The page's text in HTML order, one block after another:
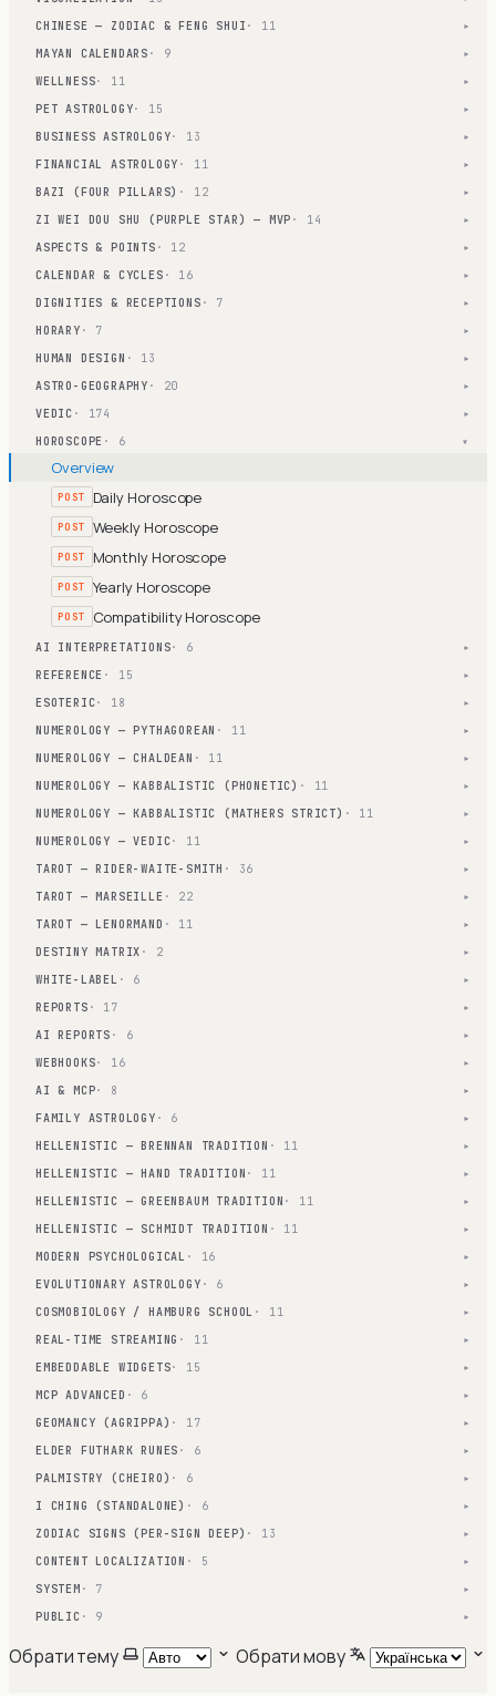
CHINESE — ZODIAC & FENG SHUI · 11 ▾
MAYAN CALENDARS · 9 ▾
WELLNESS· 11 ▾
PET ASTROLOGY· 15 ▾
BUSINESS ASTROLOGY· 13 ▾
FINANCIAL ASTROLOGY · 11 ▾
BAZI (FOUR PILLARS) · 12 ▾
ZI WEI DOU SHU (PURPLE STAR) — MVP · 14 ▾
ASPECTS & POINTS · 12 ▾
CALENDAR & CYCLES · 16 ▾
DIGNITIES & RECEPTIONS · 7 ▾
HORARY · 7 ▾
HUMAN DESIGN · 13 ▾
ASTRO-GEOGRAPHY · 20 ▾
VEDIC · 174 ▾
HOROSCOPE · 6 ▾
Overview
POST Daily Horoscope
POST Weekly Horoscope
POST Monthly Horoscope
POST Yearly Horoscope
POST Compatibility Horoscope
AI INTERPRETATIONS· 6 ▾
REFERENCE · 15 ▾
ESOTERIC· 18 ▾
NUMEROLOGY — PYTHAGOREAN · 11 ▾
NUMEROLOGY — CHALDEAN · 11 ▾
NUMEROLOGY — KABBALISTIC (PHONETIC) · 11 ▾
NUMEROLOGY — KABBALISTIC (MATHERS STRICT) · 11 ▾
NUMEROLOGY — VEDIC· 11 ▾
TAROT — RIDER-WAITE-SMITH · 36 ▾
TAROT — MARSEILLE · 22 ▾
TAROT — LENORMAND · 11 ▾
DESTINY MATRIX · 2 ▾
WHITE-LABEL · 6 ▾
REPORTS · 17 ▾
AI REPORTS · 6 ▾
WEBHOOKS· 16 ▾
AI & MCP· 8 ▾
FAMILY ASTROLOGY · 6 ▾
HELLENISTIC — BRENNAN TRADITION · 11 ▾
HELLENISTIC — HAND TRADITION · 11 ▾
HELLENISTIC — GREENBAUM TRADITION · 11 ▾
HELLENISTIC — SCHMIDT TRADITION · 11 ▾
MODERN PSYCHOLOGICAL · 16 ▾
EVOLUTIONARY ASTROLOGY · 6 ▾
COSMOBIOLOGY / HAMBURG SCHOOL · 11 ▾
REAL-TIME STREAMING · 11 ▾
EMBEDDABLE WIDGETS· 15 ▾
MCP ADVANCED · 6 ▾
GEOMANCY (AGRIPPA) · 17 ▾
ELDER FUTHARK RUNES · 6 ▾
PALMISTRY (CHEIRO) · 6 ▾
I CHING (STANDALONE) · 6 ▾
ZODIAC SIGNS (PER-SIGN DEEP) · 13 ▾
CONTENT LOCALIZATION · 5 ▾
SYSTEM · 7 ▾
PUBLIC · 9 ▾
Обрати тему Обрати мову